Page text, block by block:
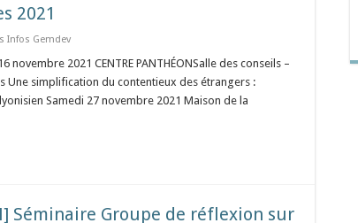
2021
Infos Gemdev
2021 CENTRE PANTHÉONSalle des conseils –
Une simplification du contentieux des étrangers :
Samedi 27 novembre 2021 Maison de la
Séminaire Groupe de réflexion sur